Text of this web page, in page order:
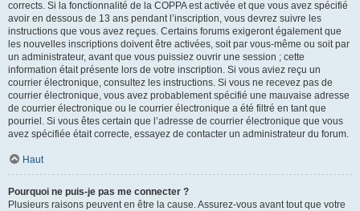
corrects. Si la fonctionnalité de la COPPA est activée et que vous avez spécifié
avoir en dessous de 13 ans pendant l’inscription, vous devrez suivre les
instructions que vous avez reçues. Certains forums exigeront également que
les nouvelles inscriptions doivent être activées, soit par vous-même ou soit par
un administrateur, avant que vous puissiez ouvrir une session ; cette
information était présente lors de votre inscription. Si vous aviez reçu un
courrier électronique, consultez les instructions. Si vous ne recevez pas de
courrier électronique, vous avez probablement spécifié une mauvaise adresse
de courrier électronique ou le courrier électronique a été filtré en tant que
pourriel. Si vous êtes certain que l’adresse de courrier électronique que vous
avez spécifiée était correcte, essayez de contacter un administrateur du forum.
Haut
Pourquoi ne puis-je pas me connecter ?
Plusieurs raisons peuvent en être la cause. Assurez-vous avant tout que votre